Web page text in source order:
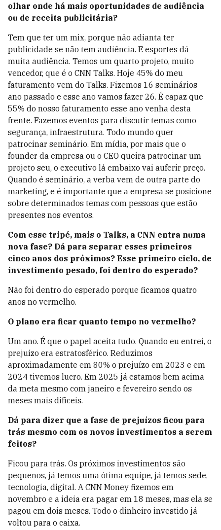
olhar onde há mais oportunidades de audiência
ou de receita publicitária?
Tem que ter um mix, porque não adianta ter
publicidade se não tem audiência. E esportes dá
muita audiência. Temos um quarto projeto, muito
vencedor, que é o CNN Talks. Hoje 45% do meu
faturamento vem do Talks. Fizemos 16 seminários
ano passado e esse ano vamos fazer 26. É capaz que
55% do nosso faturamento esse ano venha desta
frente. Fazemos eventos para discutir temas como
segurança, infraestrutura. Todo mundo quer
patrocinar seminário. Em mídia, por mais que o
founder da empresa ou o CEO queira patrocinar um
projeto seu, o executivo lá embaixo vai auferir preço.
Quando é seminário, a verba vem de outra parte do
marketing, e é importante que a empresa se posicione
sobre determinados temas com pessoas que estão
presentes nos eventos.
Com esse tripé, mais o Talks, a CNN entra numa
nova fase? Dá para separar esses primeiros
cinco anos dos próximos? Esse primeiro ciclo, de
investimento pesado, foi dentro do esperado?
Não foi dentro do esperado porque ficamos quatro
anos no vermelho.
O plano era ficar quanto tempo no vermelho?
Um ano. É que o papel aceita tudo. Quando eu entrei, o
prejuízo era estratosférico. Reduzimos
aproximadamente em 80% o prejuízo em 2023 e em
2024 tivemos lucro. Em 2025 já estamos bem acima
da meta mesmo com janeiro e fevereiro sendo os
meses mais difíceis.
Dá para dizer que a fase de prejuízos ficou para
trás mesmo com os novos investimentos a serem
feitos?
Ficou para trás. Os próximos investimentos são
pequenos, já temos uma ótima equipe, já temos sede,
tecnologia, digital. A CNN Money fizemos em
novembro e a ideia era pagar em 18 meses, mas ela se
pagou em dois meses. Todo o dinheiro investido já
voltou para o caixa.